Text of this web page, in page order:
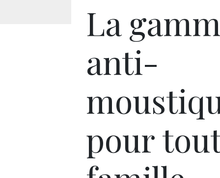
La
anti-
pour